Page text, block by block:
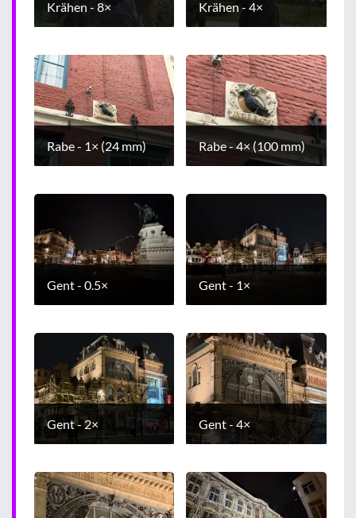
Krähen - 8× Krähen - 4×
Rabe - 1× (24 mm) Rabe - 4× (100 mm)
Gent - 0.5× Gent - 1×
Gent - 2× Gent - 4×